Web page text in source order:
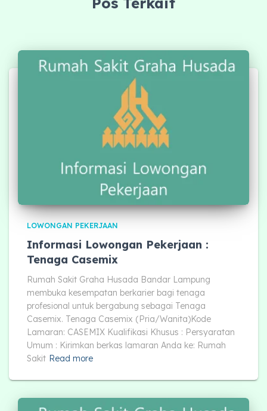
LOWONGAN PEKERJAAN
Informasi Lowongan Pekerjaan :
Tenaga Casemix
Rumah Sakit Graha Husada Bandar Lampung
membuka kesempatan berkarier bagi tenaga
profesional untuk bergabung sebagai Tenaga
Casemix. Tenaga Casemix (Pria/Wanita)Kode
Lamaran: CASEMIX Kualifikasi Khusus : Persyaratan
Umum : Kirimkan berkas lamaran Anda ke: Rumah
Sakit Read more